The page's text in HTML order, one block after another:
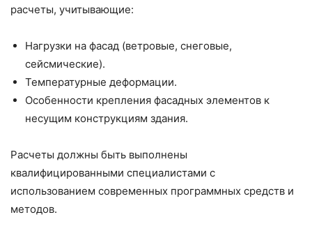
расчеты, учитывающие:
Нагрузки на фасад (ветровые, снеговые,
сейсмические).
Температурные деформации.
Особенности крепления фасадных элементов к
несущим конструкциям здания.
Расчеты должны быть выполнены
квалифицированными специалистами с
использованием современных программных средств и
методов.